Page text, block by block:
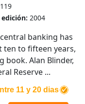
119
edición: 2004
11 y 20 dias
banking has
ten to fifteen years,
book. Alan Blinder,
Reserve ...